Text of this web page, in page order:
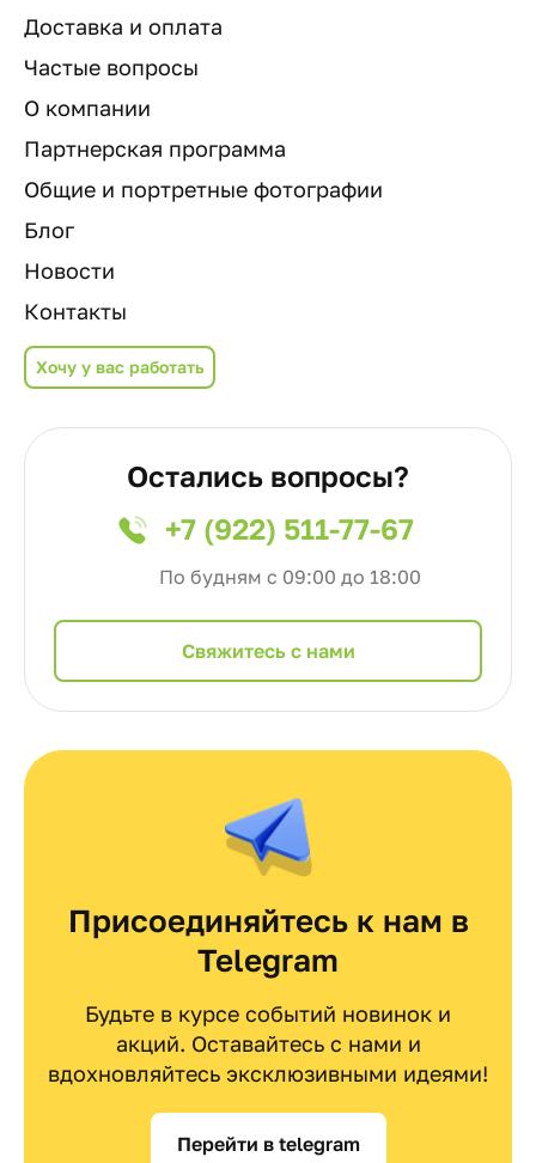
Доставка и оплата
Частые вопросы
О компании
Партнерская программа
Общие и портретные фотографии
Блог
Новости
Контакты
Хочу у вас работать
Остались вопросы?
+7 (922) 511-77-67
По будням с 09:00 до 18:00
Cвяжитесь с нами
Присоединяйтесь к нам в
Telegram
Будьте в курсе событий новинок и
акций. Оставайтесь с нами и
вдохновляйтесь эксклюзивными идеями!
Перейти в telegram